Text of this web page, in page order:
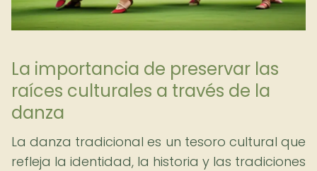
La importancia de preservar las
raíces culturales a través de la
danza
La danza tradicional es un tesoro cultural que
refleja la identidad, la historia y las tradiciones